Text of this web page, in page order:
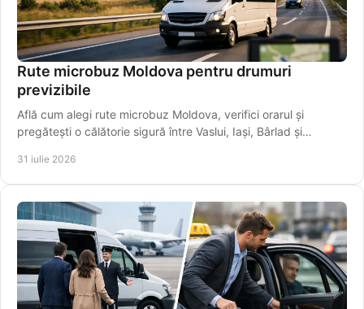
Rute microbuz Moldova pentru drumuri
previzibile
Află cum alegi rute microbuz Moldova, verifici orarul și
pregătești o călătorie sigură între Vaslui, Iași, Bârlad și
31 iulie 2026